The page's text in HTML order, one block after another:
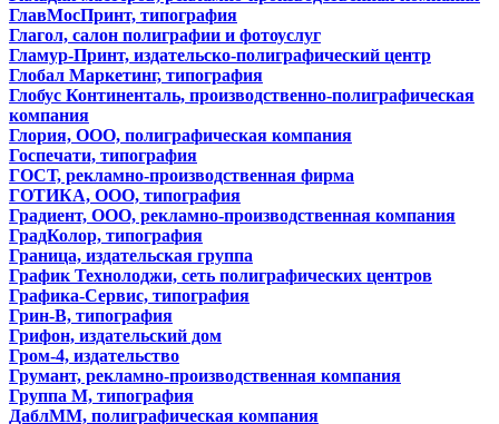
ГлавМосПринт, типография
Глагол, салон полиграфии и фотоуслуг
Гламур-Принт, издательско-полиграфический центр
Глобал Маркетинг, типография
Глобус Континенталь, производственно-полиграфическая
компания
Глория, ООО, полиграфическая компания
Госпечати, типография
ГОСТ, рекламно-производственная фирма
ГОТИКА, ООО, типография
Градиент, ООО, рекламно-производственная компания
ГрадКолор, типография
Граница, издательская группа
График Технолоджи, сеть полиграфических центров
Графика-Сервис, типография
Грин-В, типография
Грифон, издательский дом
Гром-4, издательство
Грумант, рекламно-производственная компания
Группа М, типография
ДаблММ, полиграфическая компания